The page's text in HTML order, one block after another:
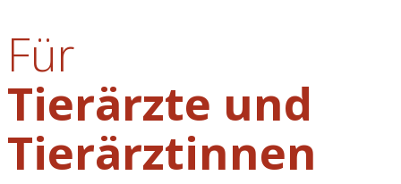
Für
Tierärzte und
Tierärztinnen